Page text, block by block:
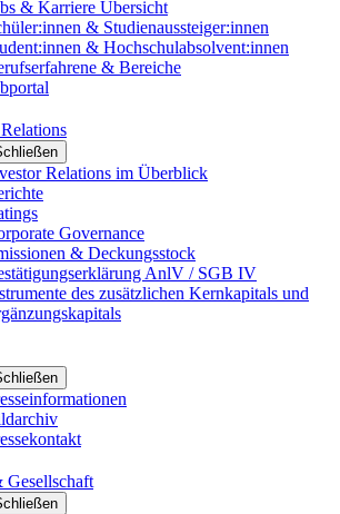
& Karriere Übersicht
& Studienaussteiger:innen
& Hochschulabsolvent:innen
& Bereiche
Relations im Überblick
Governance
& Deckungsstock
AnlV / SGB IV
des zusätzlichen Kernkapitals und